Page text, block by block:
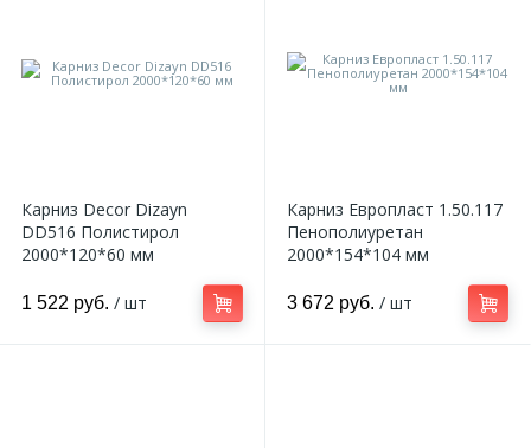
Карниз Decor Dizayn
DD516 Полистирол
2000*120*60 мм
1 522 руб. / шт
Карниз Европласт 1.50.117
Пенополиуретан
2000*154*104 мм
3 672 руб. / шт